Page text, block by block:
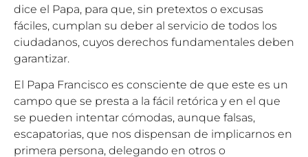
dice el Papa, para que, sin pretextos o excusas
fáciles, cumplan su deber al servicio de todos los
ciudadanos, cuyos derechos fundamentales deben
garantizar.
El Papa Francisco es consciente de que este es un
campo que se presta a la fácil retórica y en el que
se pueden intentar cómodas, aunque falsas,
escapatorias, que nos dispensan de implicarnos en
primera persona, delegando en otros o